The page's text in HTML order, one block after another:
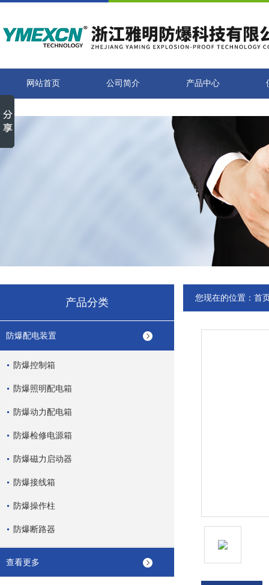
网站首页 公司简介 产品中心
产品分类
防爆配电装置
防爆控制箱
防爆照明配电箱
防爆动力配电箱
防爆检修电源箱
防爆磁力启动器
防爆接线箱
防爆操作柱
防爆断路器
查看更多
您现在的位置： 首